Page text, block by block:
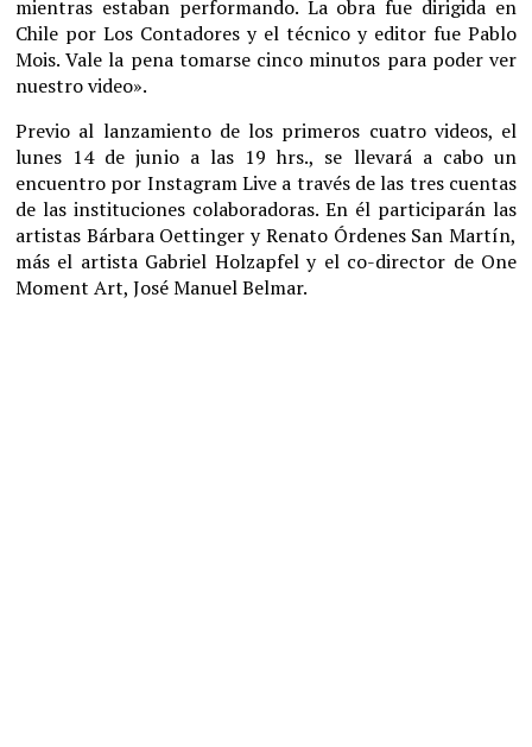
mientras estaban performando. La obra fue dirigida en
Chile por Los Contadores y el técnico y editor fue Pablo
Mois. Vale la pena tomarse cinco minutos para poder ver
nuestro video».
Previo al lanzamiento de los primeros cuatro videos, el
lunes 14 de junio a las 19 hrs., se llevará a cabo un
encuentro por Instagram Live a través de las tres cuentas
de las instituciones colaboradoras. En él participarán las
artistas Bárbara Oettinger y Renato Órdenes San Martín,
más el artista Gabriel Holzapfel y el co-director de One
Moment Art, José Manuel Belmar.